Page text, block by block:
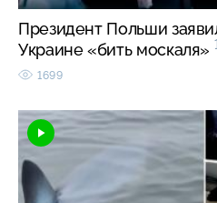
Президент Польши
Украине «бить москаля»
1699